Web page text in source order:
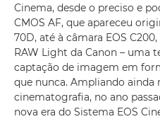
Cinema, desde o preciso e
CMOS AF, que apareceu
70D, até à câmara EOS
RAW Light da Canon – uma
captação de imagem em
que nunca. Ampliando ainda
cinematografia, no ano
nova era do Sistema EOS